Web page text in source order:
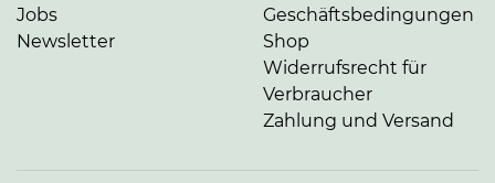
Jobs
Newsletter
Geschäftsbedingungen
Shop
Widerrufsrecht für
Verbraucher
Zahlung und Versand